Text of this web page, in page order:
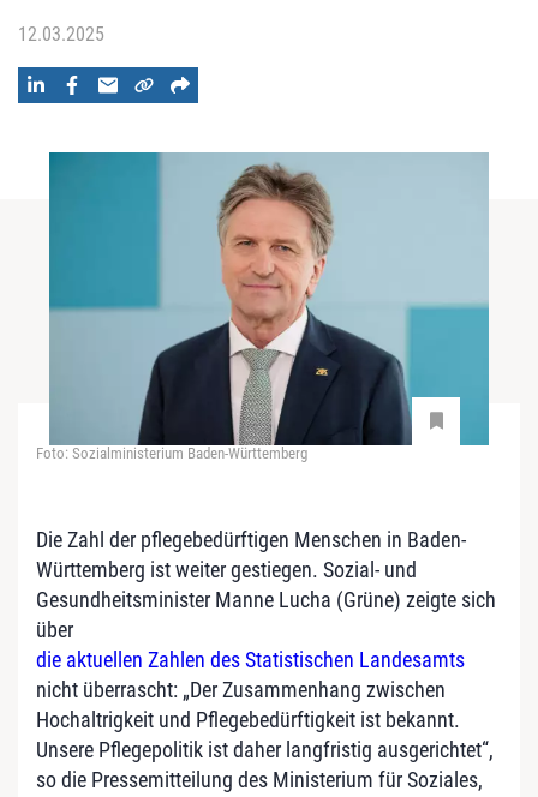
12.03.2025
Foto: Sozialministerium Baden-Württemberg
Die Zahl der pflegebedürftigen Menschen in Baden-
Württemberg ist weiter gestiegen. Sozial- und
Gesundheitsminister Manne Lucha (Grüne) zeigte sich
über
die aktuellen Zahlen des Statistischen Landesamts
nicht überrascht: „Der Zusammenhang zwischen
Hochaltrigkeit und Pflegebedürftigkeit ist bekannt.
Unsere Pflegepolitik ist daher langfristig ausgerichtet“,
so die Pressemitteilung des Ministerium für Soziales,